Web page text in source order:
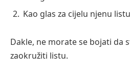
Kao glas za cijelu njenu
Dakle, ne morate se bojati da
zaokružiti listu.